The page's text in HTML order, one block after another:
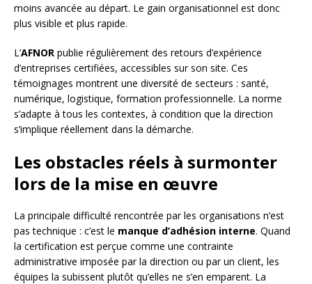
moins avancée au départ. Le gain organisationnel est donc
plus visible et plus rapide.
L’AFNOR publie régulièrement des retours d’expérience
d’entreprises certifiées, accessibles sur son site. Ces
témoignages montrent une diversité de secteurs : santé,
numérique, logistique, formation professionnelle. La norme
s’adapte à tous les contextes, à condition que la direction
s’implique réellement dans la démarche.
Les obstacles réels à surmonter
lors de la mise en œuvre
La principale difficulté rencontrée par les organisations n’est
pas technique : c’est le manque d’adhésion interne. Quand
la certification est perçue comme une contrainte
administrative imposée par la direction ou par un client, les
équipes la subissent plutôt qu’elles ne s’en emparent. La